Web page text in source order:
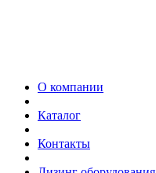
О компании
Каталог
Контакты